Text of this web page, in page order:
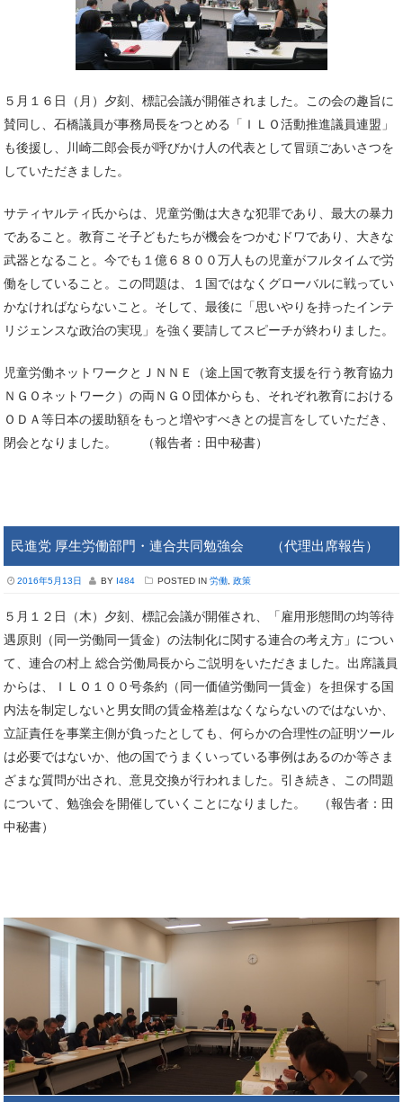
５月１６日（月）夕刻、標記会議が開催されました。この会の趣旨に
賛同し、石橋議員が事務局長をつとめる「ＩＬＯ活動推進議員連盟」
も後援し、川崎二郎会長が呼びかけ人の代表として冒頭ごあいさつを
していただきました。
サティヤルティ氏からは、児童労働は大きな犯罪であり、最大の暴力
であること。教育こそ子どもたちが機会をつかむドワであり、大きな
武器となること。今でも１億６８００万人もの児童がフルタイムで労
働をしていること。この問題は、１国ではなくグローバルに戦ってい
かなければならないこと。そして、最後に「思いやりを持ったインテ
リジェンスな政治の実現」を強く要請してスピーチが終わりました。
児童労働ネットワークとＪＮＮＥ（途上国で教育支援を行う教育協力
ＮＧＯネットワーク）の両ＮＧＯ団体からも、それぞれ教育における
ＯＤＡ等日本の援助額をもっと増やすべきとの提言をしていただき、
閉会となりました。 （報告者：田中秘書）
民進党 厚生労働部門・連合共同勉強会 （代理出席報告）
2016年5月13日 BY I484 POSTED IN 労働 政策
５月１２日（木）夕刻、標記会議が開催され、「雇用形態間の均等待
遇原則（同一労働同一賃金）の法制化に関する連合の考え方」につい
て、連合の村上 総合労働局長からご説明をいただきました。出席議員
からは、ＩＬＯ１００号条約（同一価値労働同一賃金）を担保する国
内法を制定しないと男女間の賃金格差はなくならないのではないか、
立証責任を事業主側が負ったとしても、何らかの合理性の証明ツール
は必要ではないか、他の国でうまくいっている事例はあるのか等さま
ざまな質問が出され、意見交換が行われました。引き続き、この問題
について、勉強会を開催していくことになりました。 （報告者：田
中秘書）